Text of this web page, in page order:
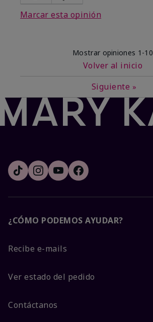
Marcar esta opinión
Mostrar opiniones 1-10
Volver al inicio
Siguiente »
¿CÓMO PODEMOS AYUDAR?
Recibe e-mails
Ver estado del pedido
Contáctanos